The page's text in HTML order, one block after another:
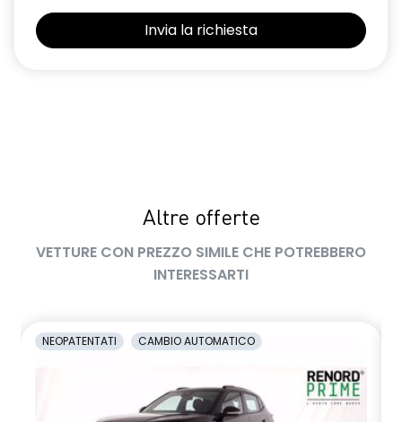
Selleria Stepway in tessuto blu e nero
Volante regolabile in altezza e profondità
Altre offerte
VETTURE CON PREZZO SIMILE CHE POTREBBERO
INTERESSARTI
NEOPATENTATI CAMBIO AUTOMATICO